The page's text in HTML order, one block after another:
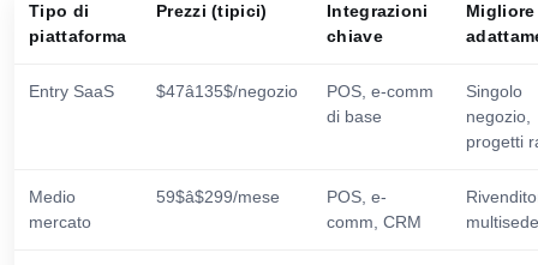
Tipo di
piattaforma
Prezzi (tipici)
Integrazioni
chiave
Migliore
Entry SaaS $47â135$/negozio
POS, e-comm
di base
Singolo
negozio,
progetti
Medio
mercato
59$â$299/mese
POS, e-
comm, CRM
multisede